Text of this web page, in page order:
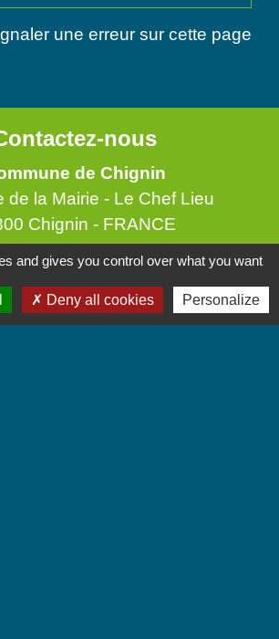
une erreur sur cette page
nous
de Chignin
de la Mairie - Le Chef Lieu
Chignin - FRANCE
+33 4 79 28 10 12
Accueil du public
and gives you control over what you want
Deny all cookies Personalize